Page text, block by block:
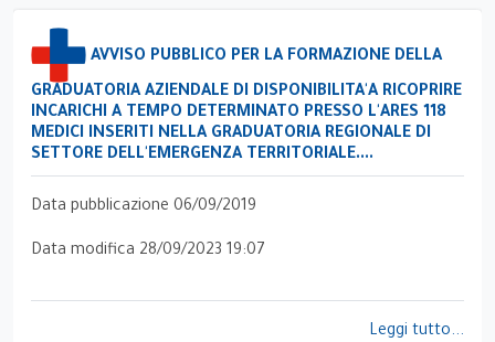
AVVISO PUBBLICO PER LA FORMAZIONE DELLA
GRADUATORIA AZIENDALE DI DISPONIBILITA'A RICOPRIRE
INCARICHI A TEMPO DETERMINATO PRESSO L'ARES 118
MEDICI INSERITI NELLA GRADUATORIA REGIONALE DI
SETTORE DELL'EMERGENZA TERRITORIALE....
Data pubblicazione 06/09/2019
Data modifica 28/09/2023 19:07
Leggi tutto...